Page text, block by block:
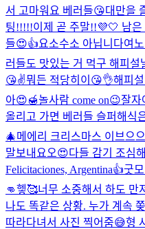
서 고마워요 베러들😘대만을
팅!!!!!이제 곧 주말!!💜🤍 남은
들😍👍요소수소 아닙니다여
러들도 맛있는 거 먹구 해피
😘✌️뭐든 적당히이😘👌해피
아😍🍯놀사람 come on😉잘자
올리고 가면 베러들 슬퍼해 식
🎄메에리 크리스마스 이브으
말보내요오😍다들 감기 조심
Felicitaciones, Argentina👍굿
👊헿🥰너무 소중해서 하도 만
나도 똑같은 상황. 누가 계속
따라다녀서 사진 찍어줌😅형